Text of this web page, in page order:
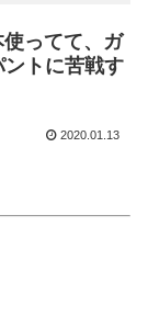
ってて、ガ
トに苦戦す
2020.01.13